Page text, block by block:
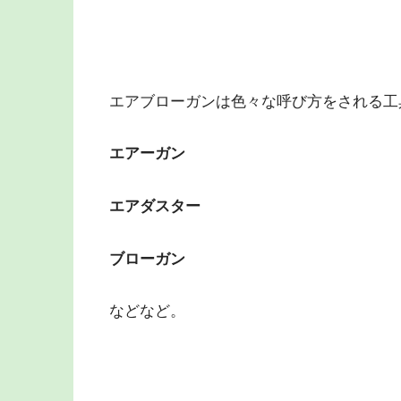
エアブローガンは色々な呼び方をされる工
エアーガン
エアダスター
ブローガン
などなど。